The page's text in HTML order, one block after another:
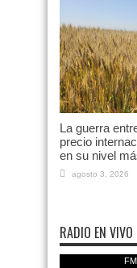
La guerra
precio
en su nivel
agosto 3, 2026
RADIO EN VIVO